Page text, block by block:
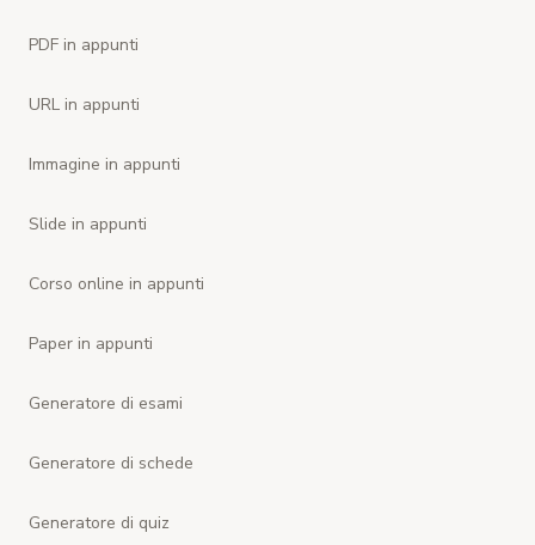
PDF in appunti
URL in appunti
Immagine in appunti
Slide in appunti
Corso online in appunti
Paper in appunti
Generatore di esami
Generatore di schede
Generatore di quiz